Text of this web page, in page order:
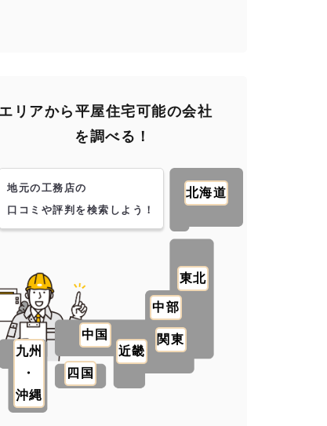
エリアから平屋住宅可能の会社
を調べる！
北海道
東北
関東
中部
近畿
中国
四国
九州
・
沖縄
地元の工務店の
口コミや評判を検索しよう！